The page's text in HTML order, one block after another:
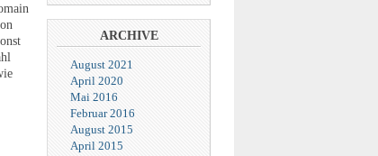
ARCHIVE
August 2021
April 2020
Mai 2016
Februar 2016
August 2015
April 2015